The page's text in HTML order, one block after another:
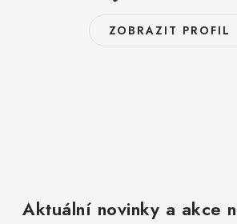
ZOBRAZIT PROFIL
Aktuální novinky a akce